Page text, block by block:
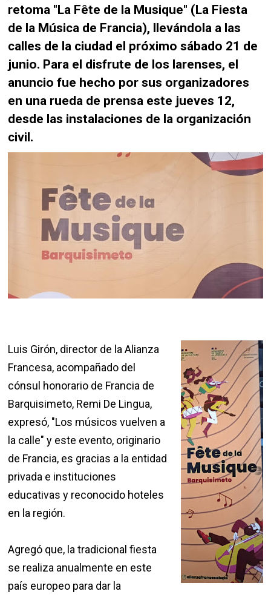
retoma "La Fête de la Musique" (La Fiesta
de la Música de Francia), llevándola a las
calles de la ciudad el próximo sábado 21 de
junio. Para el disfrute de los larenses, el
anuncio fue hecho por sus organizadores
en una rueda de prensa este jueves 12,
desde las instalaciones de la organización
civil.
Luis Girón, director de la Alianza
Francesa, acompañado del
cónsul honorario de Francia de
Barquisimeto, Remi De Lingua,
expresó, "Los músicos vuelven a
la calle" y este evento, originario
de Francia, es gracias a la entidad
privada e instituciones
educativas y reconocido hoteles
en la región.
Agregó que, la tradicional fiesta
se realiza anualmente en este
país europeo para dar la